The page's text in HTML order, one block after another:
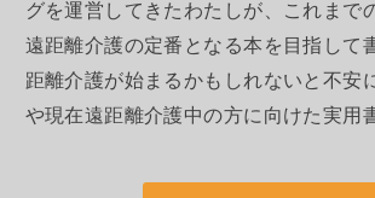
グを運営してきたわたしが、これまで
遠距離介護の定番となる本を目指して
距離介護が始まるかもしれないと不安
や現在遠距離介護中の方に向けた実用